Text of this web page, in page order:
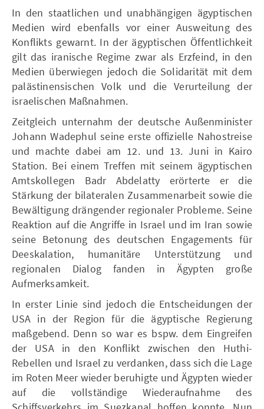
In den staatlichen und unabhängigen ägyptischen
Medien wird ebenfalls vor einer Ausweitung des
Konflikts gewarnt. In der ägyptischen Öffentlichkeit
gilt das iranische Regime zwar als Erzfeind, in den
Medien überwiegen jedoch die Solidarität mit dem
palästinensischen Volk und die Verurteilung der
israelischen Maßnahmen.
Zeitgleich unternahm der deutsche Außenminister
Johann Wadephul seine erste offizielle Nahostreise
und machte dabei am 12. und 13. Juni in Kairo
Station. Bei einem Treffen mit seinem ägyptischen
Amtskollegen Badr Abdelatty erörterte er die
Stärkung der bilateralen Zusammenarbeit sowie die
Bewältigung drängender regionaler Probleme. Seine
Reaktion auf die Angriffe in Israel und im Iran sowie
seine Betonung des deutschen Engagements für
Deeskalation, humanitäre Unterstützung und
regionalen Dialog fanden in Ägypten große
Aufmerksamkeit.
In erster Linie sind jedoch die Entscheidungen der
USA in der Region für die ägyptische Regierung
maßgebend. Denn so war es bspw. dem Eingreifen
der USA in den Konflikt zwischen den Huthi-
Rebellen und Israel zu verdanken, dass sich die Lage
im Roten Meer wieder beruhigte und Ägypten wieder
auf die vollständige Wiederaufnahme des